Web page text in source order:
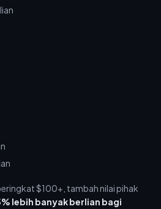
$100+, tambah nilai pihak
lebih banyak berlian bagi